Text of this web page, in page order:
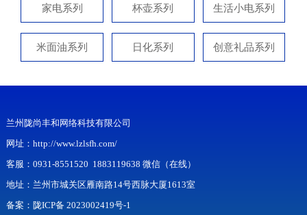
家电系列 杯壶系列 生活小电系列
米面油系列 日化系列 创意礼品系列
兰州陇尚丰和网络科技有限公司
网址：http://www.lzlsfh.com/
客服： 0931-8551520 1883119638 微信（在线）
地址：兰州市城关区雁南路14号西脉大厦1613室
备案： 陇ICP备 2023002419号-1